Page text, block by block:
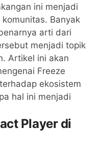
ini menjadi
Banyak
arti dari
menjadi topik
Artikel ini akan
Freeze
ekosistem
hal ini menjadi
Player di